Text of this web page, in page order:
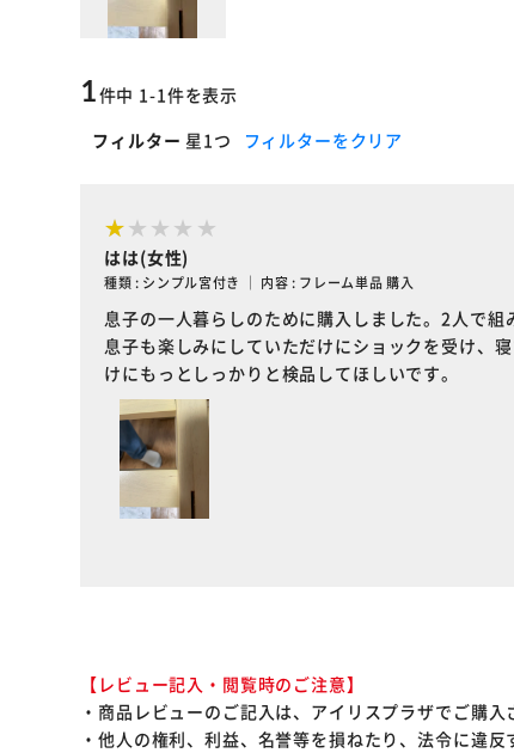
1件中 1-1件を表示
フィルター 星1つ フィルターをクリア
はは(女性)
種類 : シンプル宮付き ｜ 内容 : フレーム単品 購入
息子の一人暮らしのために購入しました。2人で
息子も楽しみにしていただけにショックを受け、
けにもっとしっかりと検品してほしいです。
【レビュー記入・閲覧時のご注意】
・商品レビューのご記入は、アイリスプラザでご購
・他人の権利、利益、名誉等を損ねたり、法令に違